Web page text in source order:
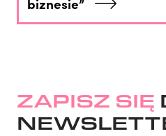
biznesie”
ZAPISZ SIĘ